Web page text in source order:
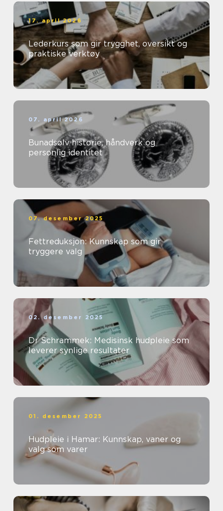
17. april 2026
Lederkurs som gir trygghet, oversikt og
praktiske verktøy
07. april 2026
Bunadsølv historie, håndverk og
personlig identitet
07. desember 2025
Fettreduksjon: Kunnskap som gir
tryggere valg
02. desember 2025
Dr Schrammek: Medisinsk hudpleie som
leverer synlige resultater
01. desember 2025
Hudpleie i Hamar: Kunnskap, vaner og
valg som varer